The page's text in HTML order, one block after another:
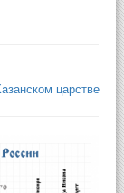
царстве